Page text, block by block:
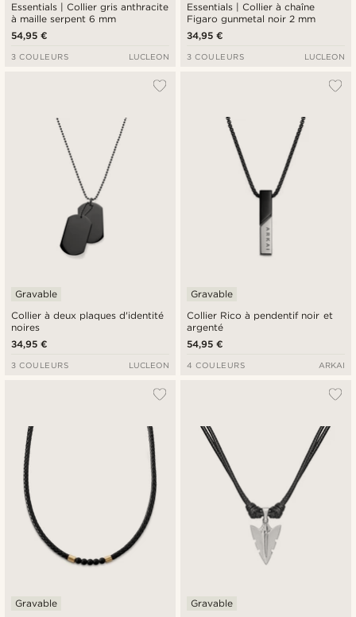
Essentials | Collier gris anthracite
à maille serpent 6 mm
54,95 €
3 COULEURS LUCLEON
Essentials | Collier à chaîne
Figaro gunmetal noir 2 mm
34,95 €
3 COULEURS LUCLEON
Collier à deux plaques d'identité
noires
Gravable
34,95 €
3 COULEURS LUCLEON
Collier Rico à pendentif noir et
argenté
Gravable
54,95 €
4 COULEURS ARKAI
Gravable Gravable